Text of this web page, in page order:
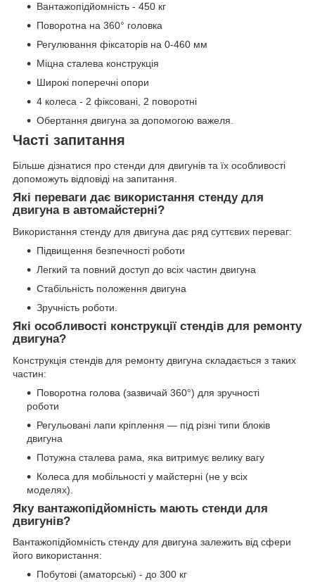
Вантажопідйомність - 450 кг
Поворотна на 360° головка
Регулювання фіксаторів на 0-460 мм
Міцна сталева конструкція
Широкі поперечні опори
4 колеса - 2 фіксовані, 2 поворотні
Обертання двигуна за допомогою важеля.
Часті запитання
Більше дізнатися про стенди для двигунів та їх особливості
допоможуть відповіді на запитання.
Які переваги дає використання стенду для
двигуна в автомайстерні?
Використання стенду для двигуна дає ряд суттєвих переваг:
Підвищення безпечності роботи
Легкий та повний доступ до всіх частин двигуна
Стабільність положення двигуна
Зручність роботи.
Які особливості конструкції стендів для ремонту
двигуна?
Конструкція стендів для ремонту двигуна складається з таких
частин:
Поворотна голова (зазвичай 360°) для зручності
роботи
Регульовані лапи кріплення — під різні типи блоків
двигуна
Потужна сталева рама, яка витримує велику вагу
Колеса для мобільності у майстерні (не у всіх
моделях).
Яку вантажопідйомність мають стенди для
двигунів?
Вантажопідйомність стенду для двигуна залежить від сфери
його використання:
Побутові (аматорські) - до 300 кг